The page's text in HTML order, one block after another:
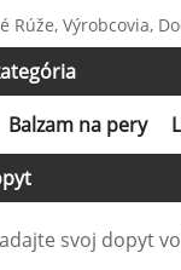
Rúže, Výrobcovia,
Balzam na pery
svoj dopyt